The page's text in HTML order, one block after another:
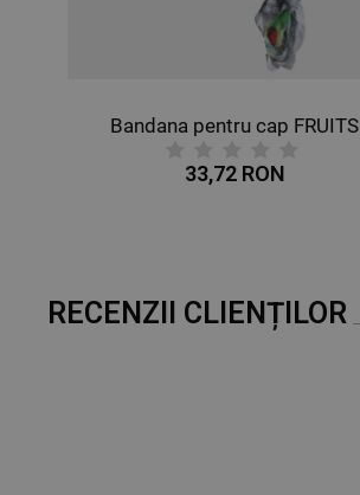
Bandana pentru cap FRUITS
33,72 RON
RECENZII CLIENȚILOR